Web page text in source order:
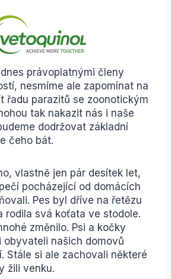
právoplatnými členy
nesmíme ale zapomínat na
řadu parazitů se zoonotickým
tak nakazit nás i naše
dodržovat základní
čeho bát.
vlastně jen pár desítek let,
pocházející od domácích
Pes byl dříve na řetězu
rodila svá koťata ve stodole.
změnilo. Psi a kočky
obyvateli našich domovů
Stále si ale zachovali některé
žili venku.